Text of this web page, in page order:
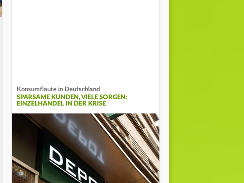
Konsumflaute in Deutschland
SPARSAME KUNDEN, VIELE SORGEN:
EINZELHANDEL IN DER KRISE